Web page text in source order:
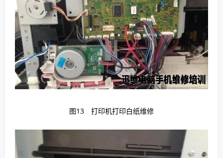
图13 打印机打印白纸维修